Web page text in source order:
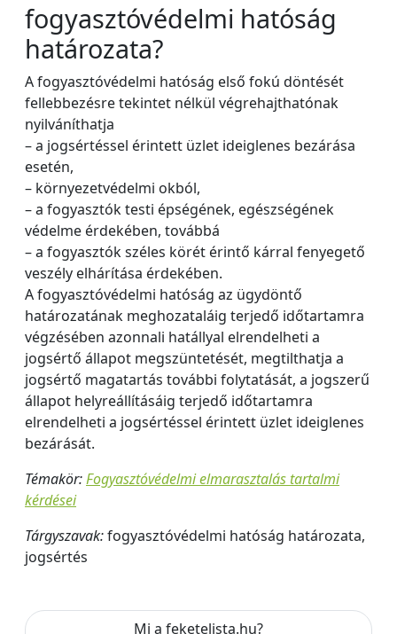
fogyasztóvédelmi hatóság
határozata?
A fogyasztóvédelmi hatóság első fokú döntését
fellebbezésre tekintet nélkül végrehajthatónak
nyilváníthatja
– a jogsértéssel érintett üzlet ideiglenes bezárása
esetén,
– környezetvédelmi okból,
– a fogyasztók testi épségének, egészségének
védelme érdekében, továbbá
– a fogyasztók széles körét érintő kárral fenyegető
veszély elhárítása érdekében.
A fogyasztóvédelmi hatóság az ügydöntő
határozatának meghozataláig terjedő időtartamra
végzésében azonnali hatállyal elrendelheti a
jogsértő állapot megszüntetését, megtilthatja a
jogsértő magatartás további folytatását, a jogszerű
állapot helyreállításáig terjedő időtartamra
elrendelheti a jogsértéssel érintett üzlet ideiglenes
bezárását.
Témakör:Fogyasztóvédelmi elmarasztalás tartalmi
kérdései
Tárgyszavak:fogyasztóvédelmi hatóság határozata,
jogsértés
Mi a feketelista.hu?